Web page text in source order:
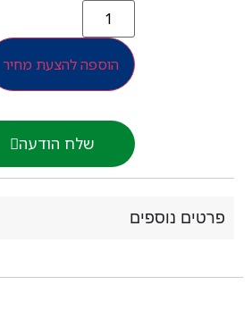
הוספה להצעת מחיר
שלח הודעה
נוספים